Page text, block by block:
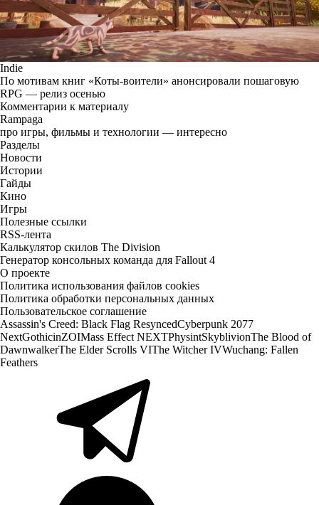
Indie
По мотивам книг «Коты-воители» анонсировали пошаговую
RPG — релиз осенью
Комментарии к материалу
Rampaga
про игры, фильмы и технологии — интересно
Разделы
Новости
Истории
Гайды
Кино
Игры
Полезные ссылки
RSS-лента
Калькулятор скилов The Division
Генератор консольных команда для Fallout 4
О проекте
Политика использования файлов cookies
Политика обработки персональных данных
Пользовательское соглашение
Assassin's Creed: Black Flag ResyncedCyberpunk 2077
NextGothicinZOIMass Effect NEXTPhysintSkyblivionThe Blood of
DawnwalkerThe Elder Scrolls VIThe Witcher IVWuchang: Fallen
Feathers